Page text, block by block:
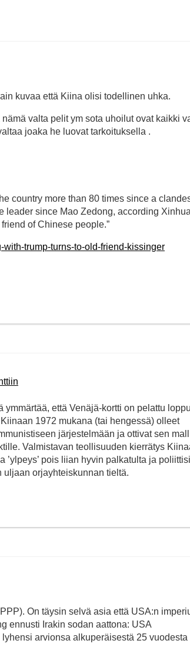
kuvaa että Kiina olisi todellinen uhka.
valta pelit ym sota uhoilut ovat kaikki
joaka he luovat tarkoituksella .
country more than 80 times since a
leader since Mao Zedong, according
of Chinese people.”
trump-turns-to-old-friend-kissinger
että Venäjä-kortti on pelattu
1972 mukana (tai hengessä) olleet
järjestelmään ja ottivat sen
Valmistavan teollisuuden kierrätys
pois liian hyvin palkatulta ja
orjayhteiskunnan tieltä.
On täysin selvä asia että USA:n
ennusti Irakin sodan aattona: USA
arvionsa alkuperäisestä 25 vuodesta